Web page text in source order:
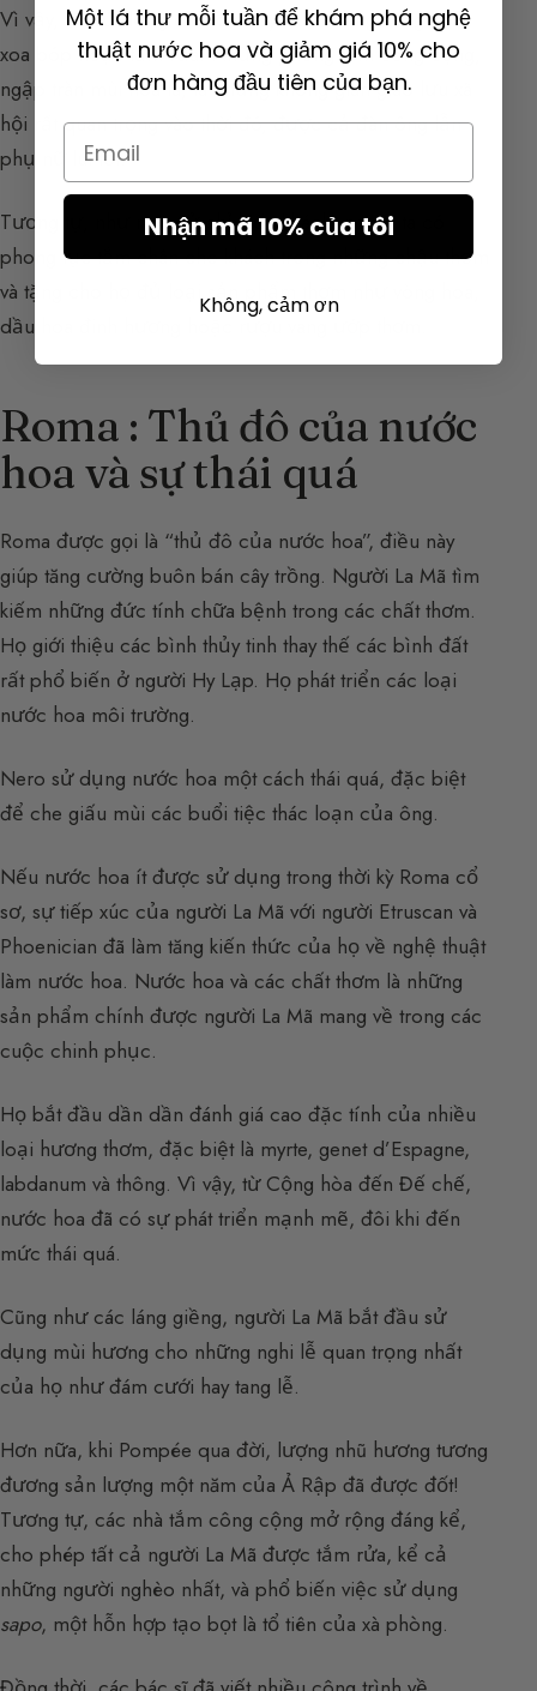
Vì vậy, họ sử dụng các loài cây dưới dạng xông khói,
xoa bóp hoặc tắm rửa. Những phòng tắm công cộng,
ngập tràn mùi hoa lá, là những không gian giao lưu xã
hội rất quan trọng vào thời đó, được cả đàn ông lẫn
phụ nữ lui tới.
Tương tự, như một cử chỉ hiếu khách, người ta có
phong tục tắm chân cho khách trong những chậu thơm
và tặng cho họ đủ loại sản phẩm thơm như vòng hoa,
dầu hoa đinh hương hoặc rượu vang ướp thơm.
Roma : Thủ đô của nước
hoa và sự thái quá
Roma được gọi là “thủ đô của nước hoa”, điều này
giúp tăng cường buôn bán cây trồng. Người La Mã tìm
kiếm những đức tính chữa bệnh trong các chất thơm.
Họ giới thiệu các bình thủy tinh thay thế các bình đất
rất phổ biến ở người Hy Lạp. Họ phát triển các loại
nước hoa môi trường.
Nero sử dụng nước hoa một cách thái quá, đặc biệt
để che giấu mùi các buổi tiệc thác loạn của ông.
Nếu nước hoa ít được sử dụng trong thời kỳ Roma cổ
sơ, sự tiếp xúc của người La Mã với người Etruscan và
Phoenician đã làm tăng kiến thức của họ về nghệ thuật
làm nước hoa. Nước hoa và các chất thơm là những
sản phẩm chính được người La Mã mang về trong các
cuộc chinh phục.
Họ bắt đầu dần dần đánh giá cao đặc tính của nhiều
loại hương thơm, đặc biệt là myrte, genet d’Espagne,
labdanum và thông. Vì vậy, từ Cộng hòa đến Đế chế,
nước hoa đã có sự phát triển mạnh mẽ, đôi khi đến
mức thái quá.
Cũng như các láng giềng, người La Mã bắt đầu sử
dụng mùi hương cho những nghi lễ quan trọng nhất
của họ như đám cưới hay tang lễ.
Hơn nữa, khi Pompée qua đời, lượng nhũ hương tương
đương sản lượng một năm của Ả Rập đã được đốt!
Tương tự, các nhà tắm công cộng mở rộng đáng kể,
cho phép tất cả người La Mã được tắm rửa, kể cả
những người nghèo nhất, và phổ biến việc sử dụng
sapo, một hỗn hợp tạo bọt là tổ tiên của xà phòng.
Một lá thư mỗi tuần để khám phá nghệ
thuật nước hoa và giảm giá 10% cho
đơn hàng đầu tiên của bạn.
Email
Nhận mã 10% của tôi
Không, cảm ơn